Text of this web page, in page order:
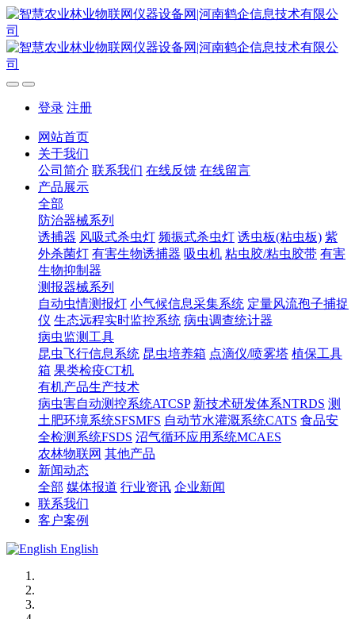
登录 注册
网站首页
关于我们
公司简介 联系我们 在线反馈 在线留言
产品展示
全部
防治器械系列
诱捕器 风吸式杀虫灯 频振式杀虫灯 诱虫板(粘虫板) 紫
外杀菌灯 有害生物诱捕器 吸虫机 粘虫胶/粘虫胶带 有害
生物抑制器
测报器械系列
自动虫情测报灯 小气候信息采集系统 定量风流孢子捕捉
仪 生态远程实时监控系统 病虫调查统计器
病虫监测工具
昆虫飞行信息系统 昆虫培养箱 点滴仪/喷雾塔 植保工具
箱 果类检疫CT机
有机产品生产技术
病虫害自动测控系统ATCSP 新技术研发体系NTRDS 测
土肥环境系统SFSMFS 自动节水灌溉系统CATS 食品安
全检测系统FSDS 沼气循环应用系统MCAES
农林物联网 其他产品
新闻动态
全部 媒体报道 行业资讯 企业新闻
联系我们
客户案例
English